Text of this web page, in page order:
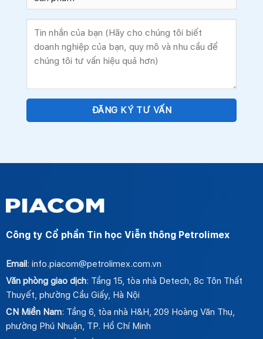
Công ty Cổ phần Tin học Viễn thông Petrolimex
Email: info.piacom@petrolimex.com.vn
Văn phòng giao dịch: Tầng 15, tòa nhà Detech, 8c Tôn Thất
Thuyết, phường Cầu Giấy, Hà Nội
CN Miền Nam: Tầng 6, tòa nhà H&H, 209 Hoàng Văn Thụ,
phường Phú Nhuận, TP. Hồ Chí Minh